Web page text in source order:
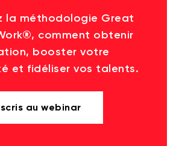
la méthodologie Great
comment obtenir
booster votre
et fidéliser vos talents.
au webinar